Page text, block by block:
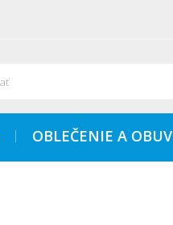
OBLEČENIE A OBUV